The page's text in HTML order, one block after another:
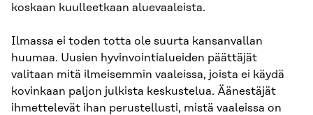
koskaan kuulleetkaan aluevaaleista.
Ilmassa ei toden totta ole suurta kansanvallan
huumaa. Uusien hyvinvointialueiden päättäjät
valitaan mitä ilmeisemmin vaaleissa, joista ei käydä
kovinkaan paljon julkista keskustelua. Äänestäjät
ihmettelevät ihan perustellusti, mistä vaaleissa on